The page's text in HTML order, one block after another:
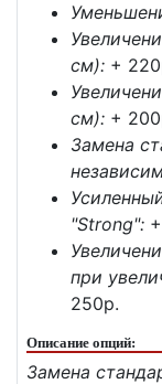
см): +
см): +
Замена
"Strong":
при
250p.
Описание опций:
Замена